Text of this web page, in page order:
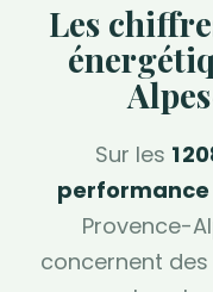
Les
Sur les 1
Provence-
concernent